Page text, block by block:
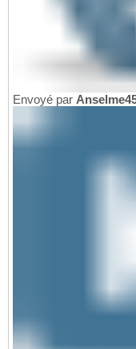
Envoyé par